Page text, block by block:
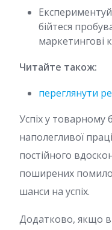
бійтеся
маркетингові
Читайте також:
переглянути
Успіх у товарному
наполегливої
постійного
поширених
шанси на успіх.
Додатково, якщо